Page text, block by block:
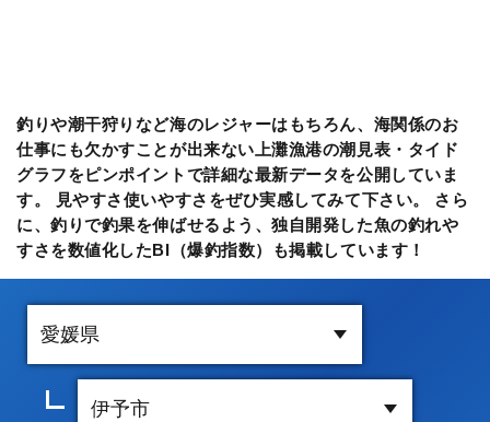
釣りや潮干狩りなど海のレジャーはもちろん、海関係のお
仕事にも欠かすことが出来ない上灘漁港の潮見表・タイド
グラフをピンポイントで詳細な最新データを公開していま
す。 見やすさ使いやすさをぜひ実感してみて下さい。 さら
に、釣りで釣果を伸ばせるよう、独自開発した魚の釣れや
すさを数値化したBI（爆釣指数）も掲載しています！